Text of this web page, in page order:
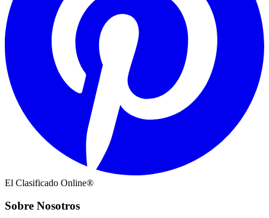
El Clasificado Online®
Sobre Nosotros